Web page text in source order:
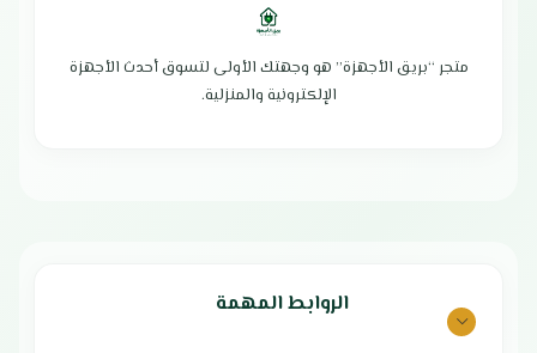
وعاء داخلي سهل التنظيف يمنع الأرز
متجر “بريق الأجهزة” هو وجهتك الأولى لتسوق أحدث الأجهزة
الإلكترونية والمنزلية.
الروابط المهمة